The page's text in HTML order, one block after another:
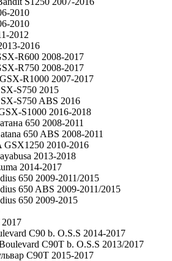
2010
2010
2012
2016
R600 2008-2017
R750 2008-2017
R1000 2007-2017
S750 2015
S750 ABS 2016
S1000 2016-2018
650 2008-2011
650 ABS 2008-2011
GSX1250 2010-2016
2013-2018
2014-2017
650 2009-2011/2015
650 ABS 2009-2011/2015
650 2009-2015
C90 b. O.S.S 2014-2017
C90T b. O.S.S 2013/2017
C90T 2015-2017